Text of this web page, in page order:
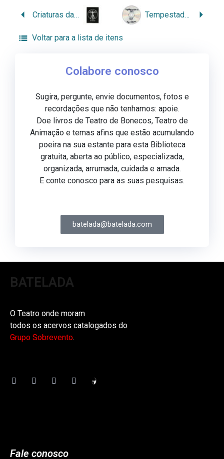
Criaturas da Floresta Tempestade num Copo d’Água
Voltar para a lista de itens
Colabore conosco
Sugira, pergunte, envie documentos, fotos e
recordações que não tenhamos: apoie.
Doe livros de Teatro de Bonecos, Teatro de
Animação e temas afins que estão acumulando
poeira na sua estante para esta Biblioteca
gratuita, aberta ao público, especializada,
organizada, arrumada, cuidada e amada.
E conte conosco para as suas pesquisas.
batelada@batelada.com
BATELADA
O Teatro onde moram
todos os acervos catalogados do
Grupo Sobrevento.
Fale conosco